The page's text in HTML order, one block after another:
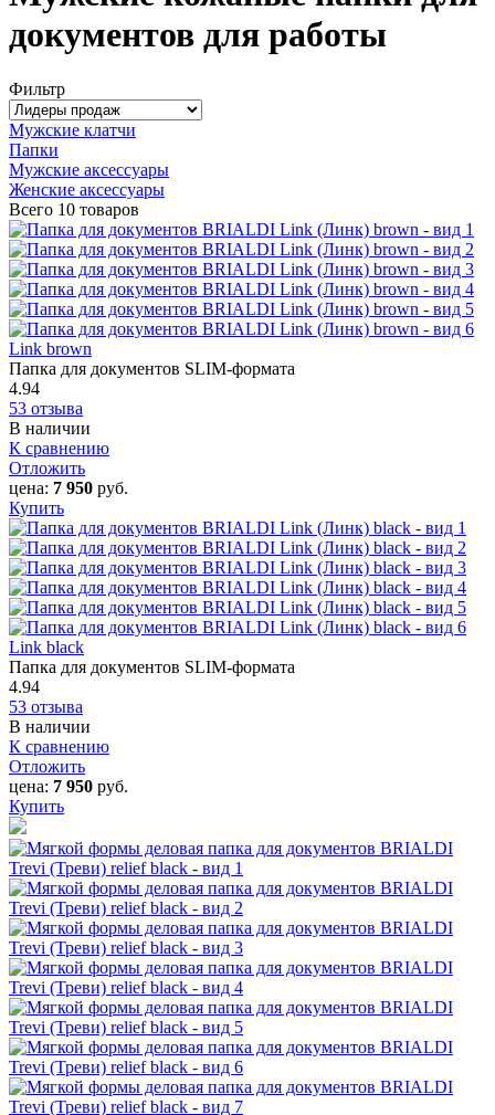
документов для работы
Фильтр
Мужские клатчи
Папки
Мужские аксессуары
Женские аксессуары
Всего 10 товаров
Link brown
Папка для документов SLIM-формата
4.94
53 отзыва
В наличии
К сравнению
Отложить
цена: 7 950 руб.
Купить
Link black
Папка для документов SLIM-формата
4.94
53 отзыва
В наличии
К сравнению
Отложить
цена: 7 950 руб.
Купить